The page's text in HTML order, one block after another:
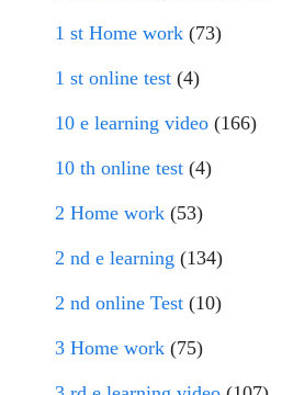
1 st Home work (73)
1 st online test (4)
10 e learning video (166)
10 th online test (4)
2 Home work (53)
2 nd e learning (134)
2 nd online Test (10)
3 Home work (75)